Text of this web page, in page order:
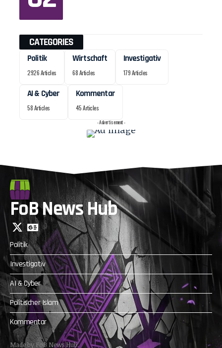
CATEGORIES
Politik
2926 Articles
Wirtschaft
68 Articles
Investigativ
179 Articles
AI & Cyber
58 Articles
Kommentar
45 Articles
- Advertisement -
FoB News Hub
Politik
Investigativ
AI & Cyber
Politischer Islam
Kommentar
Made by FoB News Hub.